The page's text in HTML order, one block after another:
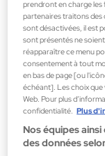
Grace Cole
One Of A Kind
3,48 €
prendront en charge
partenaires traitons des
sont désactivées, il est
sont présentés ne
réapparaître ce menu
consentement à tout
en bas de page [ou
échéant]. Les choix
Web. Pour plus
confidentialité. Plus
Nos équipes
des données